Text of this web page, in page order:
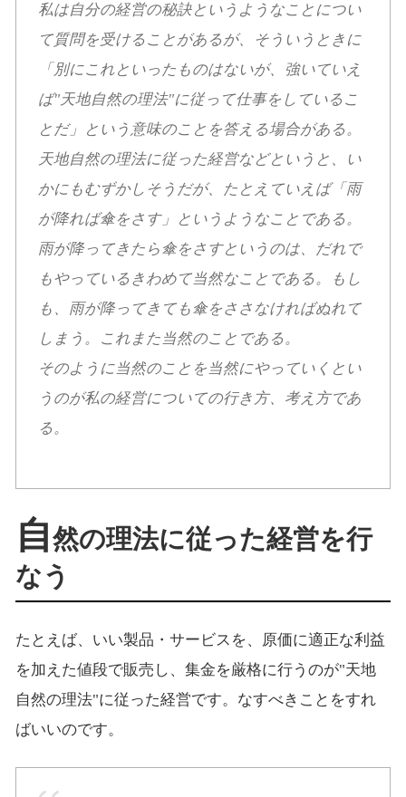
私は自分の経営の秘訣というようなことについ
て質問を受けることがあるが、そういうときに
「別にこれといったものはないが、強いていえ
ば"天地自然の理法"に従って仕事をしているこ
とだ」という意味のことを答える場合がある。
天地自然の理法に従った経営などというと、い
かにもむずかしそうだが、たとえていえば「雨
が降れば傘をさす」というようなことである。
雨が降ってきたら傘をさすというのは、だれで
もやっているきわめて当然なことである。もし
も、雨が降ってきても傘をささなければぬれて
しまう。これまた当然のことである。
そのように当然のことを当然にやっていくとい
うのが私の経営についての行き方、考え方であ
る。
自然の理法に従った経営を行
なう
たとえば、いい製品・サービスを、原価に適正な利益
を加えた値段で販売し、集金を厳格に行うのが"天地
自然の理法"に従った経営です。なすべきことをすれ
ばいいのです。